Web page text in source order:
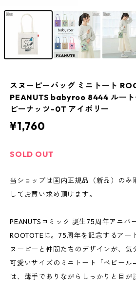
スヌーピーバッグ ミニトート
PEANUTS babyroo 8444 ルート
ピーナッツ-0T アイボリー
¥1,760
SOLD OUT
当ショップは国内正規品（新品）のみ
してお買い求め頂けます。
PEANUTSコミック 誕生75周年アニバ
ROOTOTEに。75周年を記念するアー
ヌーピーと仲間たちのデザインが、気
可愛いサイズのミニトート「べビー
は、薄手でありながらしっかりと目が